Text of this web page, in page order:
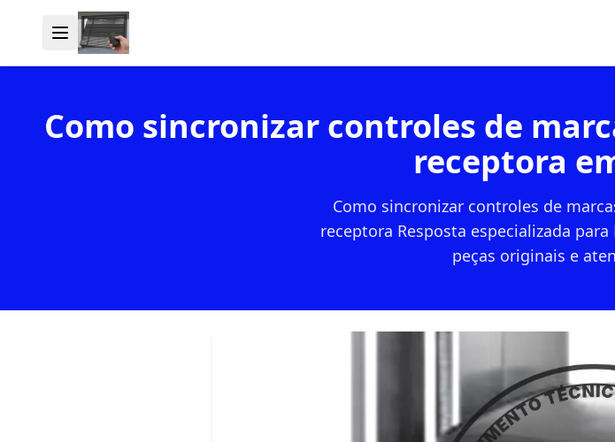
Como sincronizar controles de
receptora
Como sincronizar controles de
receptora Resposta especializada
peças originais e